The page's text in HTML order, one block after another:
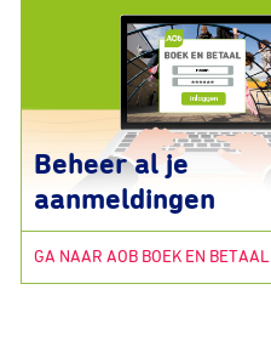
Beheer al je
aanmeldingen
GA NAAR AOB BOEK EN BETAAL